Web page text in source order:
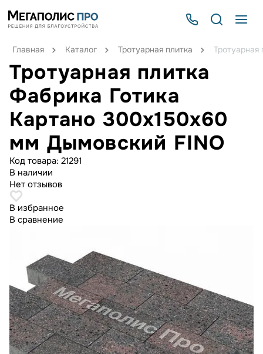
Главная Каталог Тротуарная плитка
Тротуарная плитка
Фабрика Готика
Картано 300х150х60
мм Дымовский FINO
Код товара: 21291
В наличии
Нет отзывов
В избранное
В сравнение